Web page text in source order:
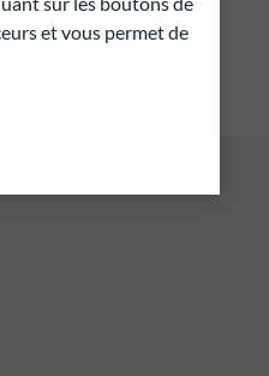
et vous permet de